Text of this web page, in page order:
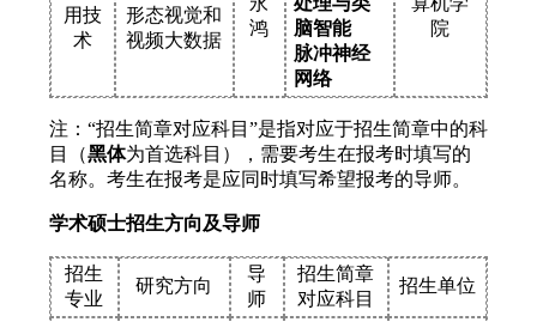
用技
术
形态视觉和
视频大数据
鸿
脑智能
脉冲神经
网络
院
注：“招生简章对应科目”是指对应于招生简章中的科
目（黑体为首选科目），需要考生在报考时填写的
名称。考生在报考是应同时填写希望报考的导师。
学术硕士招生方向及导师
招生
专业
研究方向
导
师
招生简章
对应科目
招生单位